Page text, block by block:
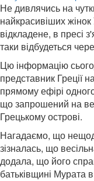
Недивлячись на
найкрасивіших жінок
відкладене, в пресі
таки відбудеться
Цю інформацію
представник Греції
прямому ефірі
що запрошений на
Грецькому острові.
Нагадаємо, що
зізналась, що
додала, що його
батьківщині Мурата